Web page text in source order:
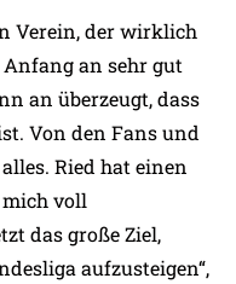
Verein, der wirklich
Anfang an sehr gut
an überzeugt, dass
Von den Fans und
Ried hat einen
voll
das große Ziel,
aufzusteigen“,